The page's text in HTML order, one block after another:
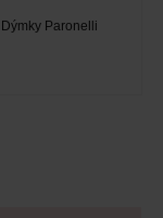
Paronelli